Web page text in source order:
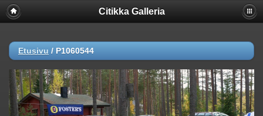
Citikka Galleria
Etusivu / P1060544